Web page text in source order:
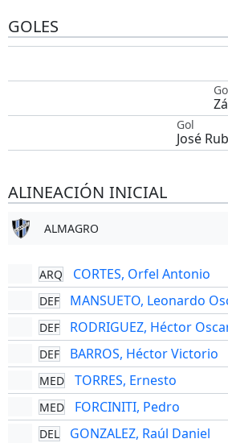
GOLES
Gol
José
ALINEACIÓN INICIAL
ALMAGRO
ARQ CORTES, Orfel Antonio
DEF MANSUETO, Leonardo
DEF RODRIGUEZ, Héctor
DEF BARROS, Héctor Victorio
MED TORRES, Ernesto
MED FORCINITI, Pedro
DEL GONZALEZ, Raúl Daniel